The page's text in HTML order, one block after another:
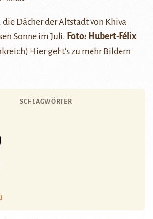
die Dächer der Altstadt von Khiva
Sonne im Juli. Foto: Hubert-Félix
Hiergeht’s zu mehr Bildern
SCHLAGWÖRTER